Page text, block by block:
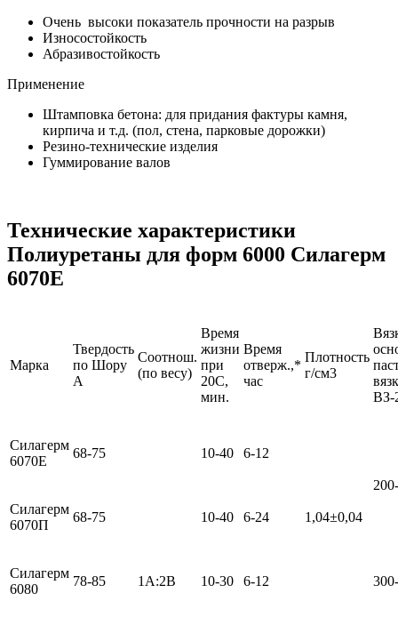
Очень высоки показатель прочности на разрыв
Износостойкость
Абразивостойкость
Применение
Штамповка бетона: для придания фактуры камня,
кирпича и т.д. (пол, стена, парковые дорожки)
Резино-технические изделия
Гуммирование валов
Технические характеристики
Полиуретаны для форм 6000 Силагерм
6070Е
Марка
Твердость
по Шору
A
Соотнош.
(по весу)
Время
жизни
при
20С,
мин.
Время
отверж.,*
час
Плотность
г/см3
ВЗ-
Силагерм
6070Е
68-75
1А:2В
10-40 6-12
1,04±0,04
Силагерм
6070П
68-75 10-40 6-24
Силагерм
6080
78-85 10-30 6-12